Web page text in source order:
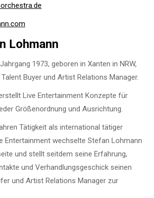
Lohmann
1973, geboren in Xanten in NRW,
Buyer und Artist Relations Manager.
Live Entertainment Konzepte für
Größenordnung und Ausrichtung.
Tätigkeit als international tätiger
Entertainment wechselte Stefan Lohmann
und stellt seitdem seine Erfahrung,
und Verhandlungsgeschick seinen
und Artist Relations Manager zur